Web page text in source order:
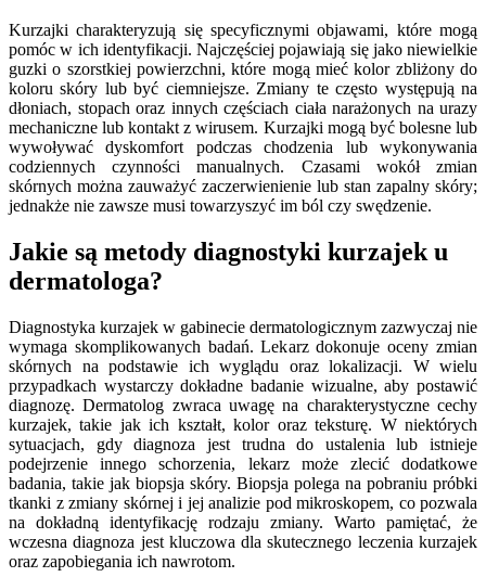
Kurzajki charakteryzują się specyficznymi objawami, które mogą
pomóc w ich identyfikacji. Najczęściej pojawiają się jako niewielkie
guzki o szorstkiej powierzchni, które mogą mieć kolor zbliżony do
koloru skóry lub być ciemniejsze. Zmiany te często występują na
dłoniach, stopach oraz innych częściach ciała narażonych na urazy
mechaniczne lub kontakt z wirusem. Kurzajki mogą być bolesne lub
wywoływać dyskomfort podczas chodzenia lub wykonywania
codziennych czynności manualnych. Czasami wokół zmian
skórnych można zauważyć zaczerwienienie lub stan zapalny skóry;
jednakże nie zawsze musi towarzyszyć im ból czy swędzenie.
Jakie są metody diagnostyki kurzajek u
dermatologa?
Diagnostyka kurzajek w gabinecie dermatologicznym zazwyczaj nie
wymaga skomplikowanych badań. Lekarz dokonuje oceny zmian
skórnych na podstawie ich wyglądu oraz lokalizacji. W wielu
przypadkach wystarczy dokładne badanie wizualne, aby postawić
diagnozę. Dermatolog zwraca uwagę na charakterystyczne cechy
kurzajek, takie jak ich kształt, kolor oraz teksturę. W niektórych
sytuacjach, gdy diagnoza jest trudna do ustalenia lub istnieje
podejrzenie innego schorzenia, lekarz może zlecić dodatkowe
badania, takie jak biopsja skóry. Biopsja polega na pobraniu próbki
tkanki z zmiany skórnej i jej analizie pod mikroskopem, co pozwala
na dokładną identyfikację rodzaju zmiany. Warto pamiętać, że
wczesna diagnoza jest kluczowa dla skutecznego leczenia kurzajek
oraz zapobiegania ich nawrotom.